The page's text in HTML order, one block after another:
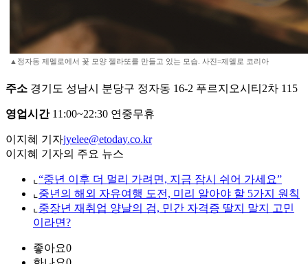
▲정자동 제멜로에서 꽃 모양 젤라또를 만들고 있는 모습. 사진=제멜로 코리아
주소 경기도 성남시 분당구 정자동 16-2 푸르지오시티2차 115
영업시간11:00~22:30 연중무휴
이지혜 기자jyelee@etoday.co.kr
이지혜 기자의 주요 뉴스
⌞ “중년 이후 더 멀리 가려면, 지금 잠시 쉬어 가세요”
⌞ 중년의 해외 자유여행 도전, 미리 알아야 할 5가지 원칙
⌞ 중장년 재취업 양날의 검, 민간 자격증 딸지 말지 고민
이라면?
좋아요0